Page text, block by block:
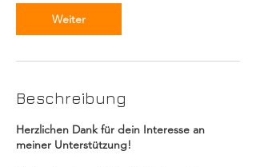
Weiter
Beschreibung
Herzlichen Dank für dein Interesse an
meiner Unterstützung!